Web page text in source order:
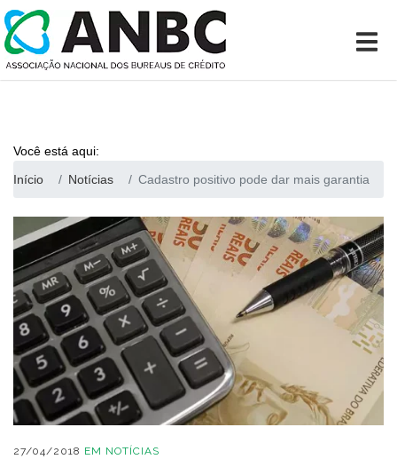
Você está aqui:
Início
Notícias Cadastro positivo pode dar mais garantia
27/04/2018 EM NOTÍCIAS